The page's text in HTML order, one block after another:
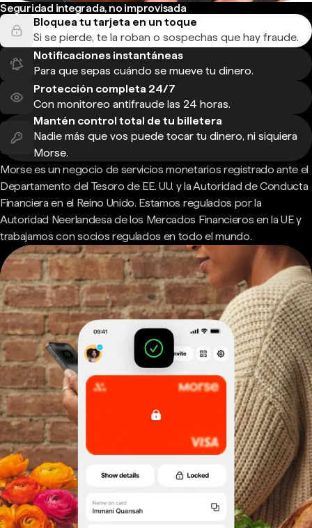
Seguridad integrada, no improvisada
Bloquea tu tarjeta en un toque
Si se pierde, te la roban o sospechas que hay fraude.
Notificaciones instantáneas
Para que sepas cuándo se mueve tu dinero.
Protección completa 24/7
Con monitoreo antifraude las 24 horas.
Mantén control total de tu billetera
Nadie más que vos puede tocar tu dinero, ni siquiera
Morse.
Morse es un negocio de servicios monetarios registrado ante el
Departamento del Tesoro de EE. UU. y la Autoridad de Conducta
Financiera en el Reino Unido. Estamos regulados por la
Autoridad Neerlandesa de los Mercados Financieros en la UE y
trabajamos con socios regulados en todo el mundo.